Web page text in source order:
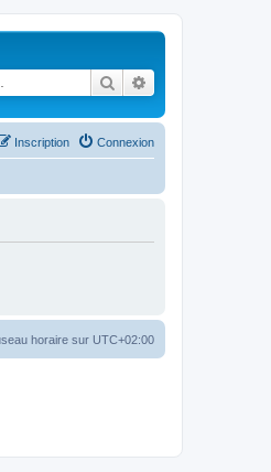
Rechercher
Connexion
Inscription
horaire sur UTC+02:00